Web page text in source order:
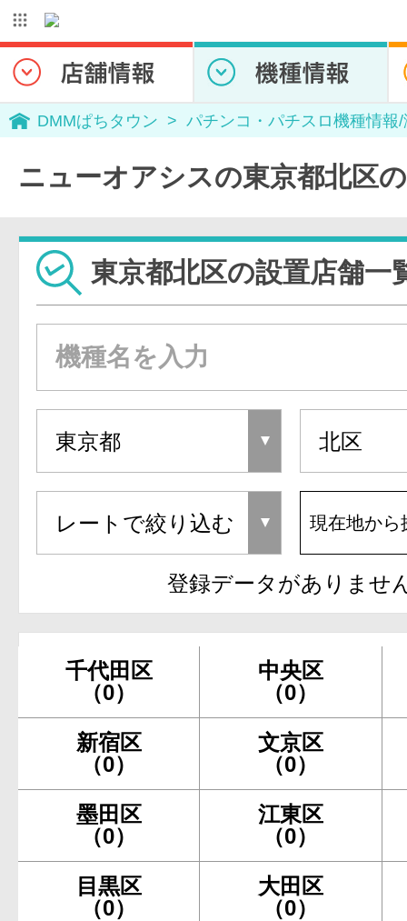
DMMぱちタウン パチンコ・パチスロ機種情報
ニューオアシスの東京都北区
東京都北区の設置店舗一
現在地から
登録データがありませ
千代田区
（0）
中央区
（0）
新宿区
（0）
文京区
（0）
墨田区
（0）
江東区
（0）
目黒区
（0）
大田区
（0）